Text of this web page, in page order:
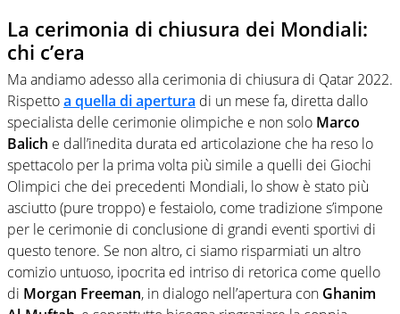
La cerimonia di chiusura dei Mondiali:
chi c’era
Ma andiamo adesso alla cerimonia di chiusura di Qatar 2022.
Rispettoa quella di apertura di un mese fa, diretta dallo
specialista delle cerimonie olimpiche e non solo Marco
Balich e dall’inedita durata ed articolazione che ha reso lo
spettacolo per la prima volta più simile a quelli dei Giochi
Olimpici che dei precedenti Mondiali, lo show è stato più
asciutto (pure troppo) e festaiolo, come tradizione s’impone
per le cerimonie di conclusione di grandi eventi sportivi di
questo tenore. Se non altro, ci siamo risparmiati un altro
comizio untuoso, ipocrita ed intriso di retorica come quello
di Morgan Freeman, in dialogo nell’apertura con Ghanim